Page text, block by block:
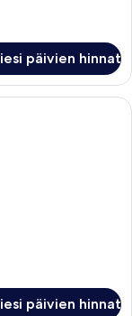
päivien hinnat
jossa on suuri sänky,
päivien hinnat